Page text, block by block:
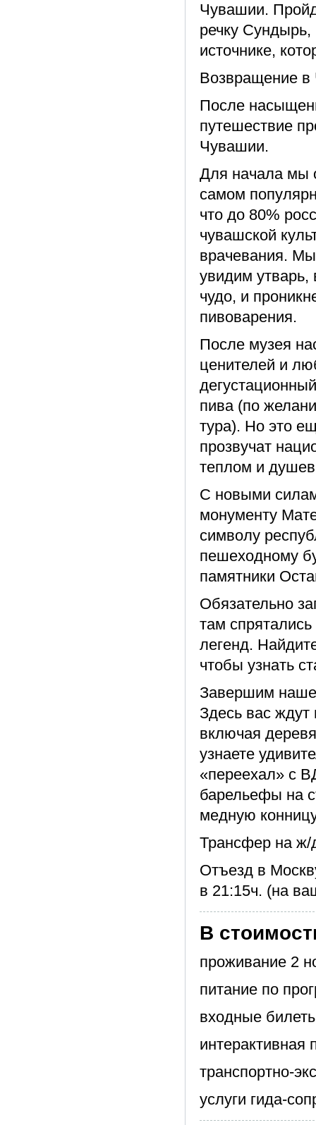
Чувашии.
речку Сундырь,
источнике,
Возвращение в
После
путешествие
Чувашии.
Для начала мы
самом
что до 80%
чувашской
врачевания.
увидим утварь,
чудо, и
пивоварения.
После музея
ценителей и
пива (по
тура). Но это
прозвучат
теплом и
С новыми
монументу
символу
пешеходному
памятники
Обязательно
там
легенд.
чтобы узнать
Завершим
Здесь вас ждут
включая
узнаете
«переехал» с
барельефы на
медную
Трансфер на ж/
Отъезд в
в 21:15ч. (на
В
проживание 2
питание по
входные
интерактивная
транспортно-
услуги гида-